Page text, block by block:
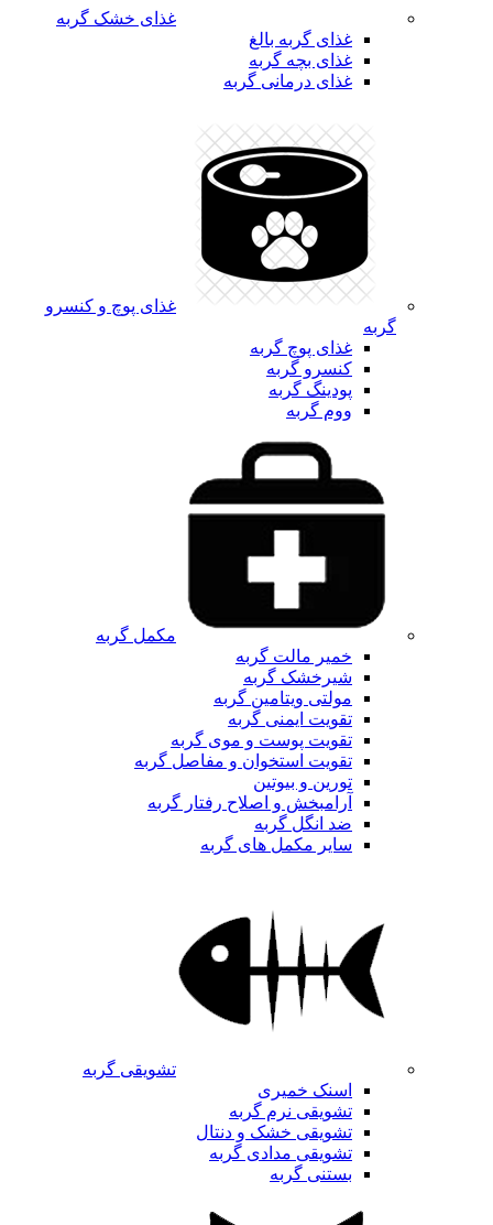
غذای خشک گربه
غذای گربه بالغ
غذای بچه گربه
غذای درمانی گربه
غذای پوچ و کنسرو
گربه
غذای پوچ گربه
کنسرو گربه
پودینگ گربه
ووم گربه
مکمل گربه
خمیر مالت گربه
شیرخشک گربه
مولتی ویتامین گربه
تقویت ایمنی گربه
تقویت پوست و موی گربه
تقویت استخوان و مفاصل گربه
تورین و بیوتین
آرامبخش و اصلاح رفتار گربه
ضد انگل گربه
سایر مکمل های گربه
تشویقی گربه
اسنک خمیری
تشویقی نرم گربه
تشویقی خشک و دنتال
تشویقی مدادی گربه
بستنی گربه